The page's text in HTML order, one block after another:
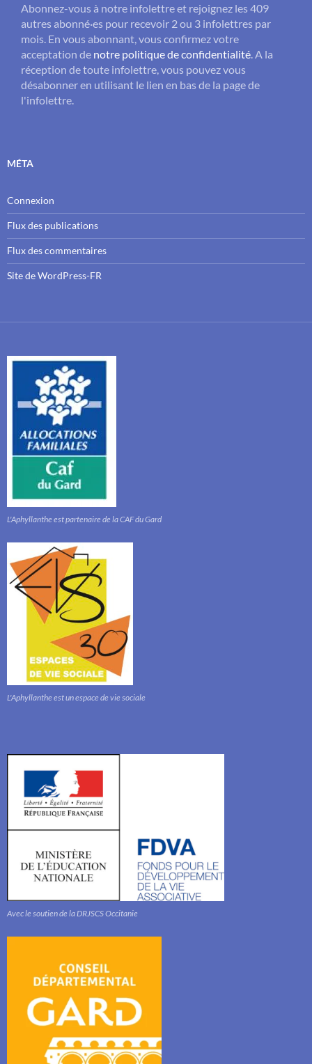
Abonnez-vous à notre infolettre et rejoignez les 409
autres abonné·es pour recevoir 2 ou 3 infolettres par
mois. En vous abonnant, vous confirmez votre
acceptation de notre politique de confidentialité . A la
réception de toute infolettre, vous pouvez vous
désabonner en utilisant le lien en bas de la page de
l'infolettre.
MÉTA
Connexion
Flux des publications
Flux des commentaires
Site de WordPress-FR
L'Aphyllanthe est partenaire de la CAF du Gard
L'Aphyllanthe est un espace de vie sociale
Avec le soutien de la DRJSCS Occitanie